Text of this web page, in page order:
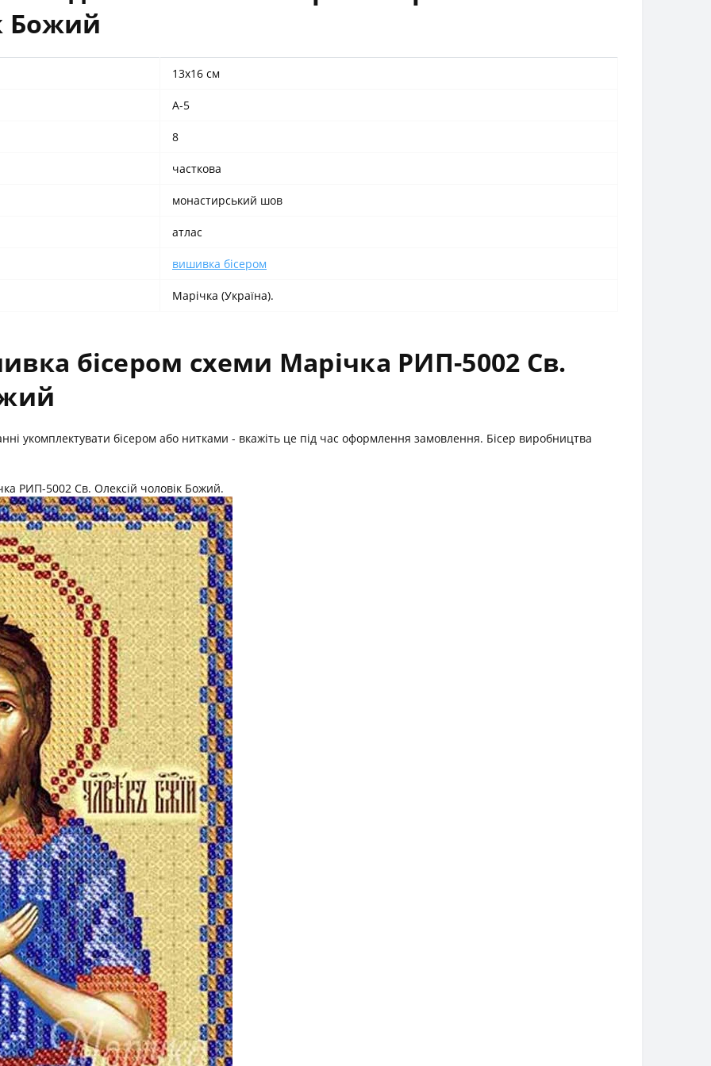
Божий
13х16 см
А-5
8
часткова
монастирський шов
атлас
вишивка бісером
Марічка (Україна).
бісером схеми Марічка РИП-5002 Св.
укомплектувати бісером або нитками - вкажіть це під час оформлення замовлення. Бісер виробництва
РИП-5002 Св. Олексій чоловік Божий.